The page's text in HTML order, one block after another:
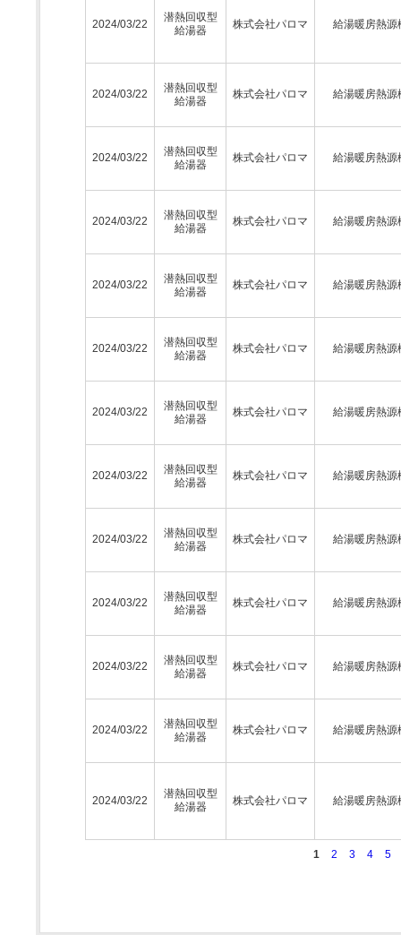
2024/03/22
潜熱回収型
給湯器
株式会社パロマ 給湯暖房熱源
2024/03/22
潜熱回収型
給湯器
株式会社パロマ 給湯暖房熱源
2024/03/22
潜熱回収型
給湯器
株式会社パロマ 給湯暖房熱源
2024/03/22
潜熱回収型
給湯器
株式会社パロマ 給湯暖房熱源
2024/03/22
潜熱回収型
給湯器
株式会社パロマ 給湯暖房熱源
2024/03/22
潜熱回収型
給湯器
株式会社パロマ 給湯暖房熱源
2024/03/22
潜熱回収型
給湯器
株式会社パロマ 給湯暖房熱源
2024/03/22
潜熱回収型
給湯器
株式会社パロマ 給湯暖房熱源
2024/03/22
潜熱回収型
給湯器
株式会社パロマ 給湯暖房熱源
2024/03/22
潜熱回収型
給湯器
株式会社パロマ 給湯暖房熱源
2024/03/22
潜熱回収型
給湯器
株式会社パロマ 給湯暖房熱源
2024/03/22
潜熱回収型
給湯器
株式会社パロマ 給湯暖房熱源
2024/03/22
潜熱回収型
給湯器
株式会社パロマ 給湯暖房熱源
1 2 3 4 5